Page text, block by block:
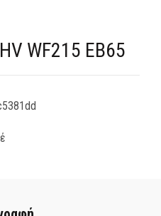
WF215 EB65